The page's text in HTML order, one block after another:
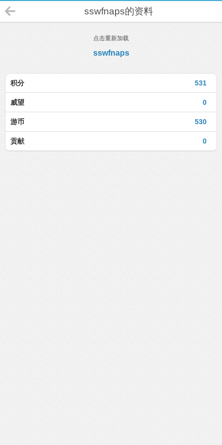
sswfnaps的资料
点击重新加载
sswfnaps
531
积分
0
威望
530
游币
0
贡献